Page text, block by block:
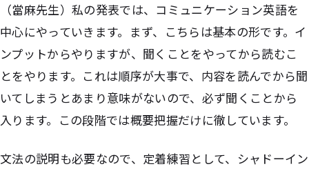
（當麻先生）私の発表では、コミュニケーション英語を
中心にやっていきます。まず、こちらは基本の形です。イ
ンプットからやりますが、聞くことをやってから読むこ
とをやります。これは順序が大事で、内容を読んでから聞
いてしまうとあまり意味がないので、必ず聞くことから
入ります。この段階では概要把握だけに徹しています。
文法の説明も必要なので、定着練習として、シャドーイン